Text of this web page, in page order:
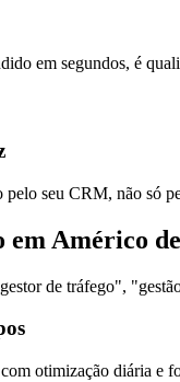
em segundos, é
seu CRM, não só
em Américo
de tráfego",
otimização diária e